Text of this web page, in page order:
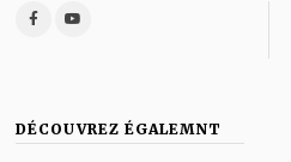
DÉCOUVREZ ÉGALEMNT